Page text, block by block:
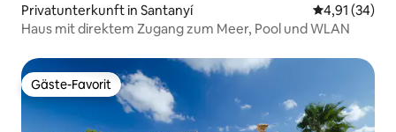
Privatunterkunft in Santanyí
4,91 (34)
Haus mit direktem Zugang zum Meer, Pool und WLAN
Gäste-Favorit
Gäste-Favorit